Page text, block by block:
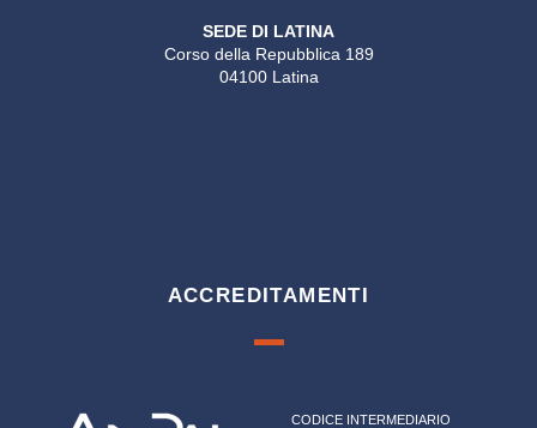
SEDE DI LATINA
Corso della Repubblica 189
04100 Latina
ACCREDITAMENTI
CODICE INTERMEDIARIO